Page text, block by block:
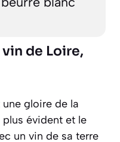
de Loire,
gloire de la
plus évident et le
un vin de sa terre